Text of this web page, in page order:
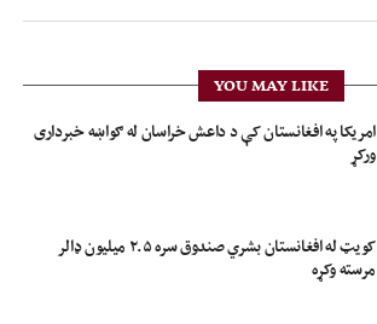
YOU MAY LIKE
امریکا په افغانستان کې د داعش خراسان له ګواښه خبرداری
ورکړ
کویټ له افغانستان بشري صندوق سره ۲.۵ میلیون ډالر
مرسته وکړه